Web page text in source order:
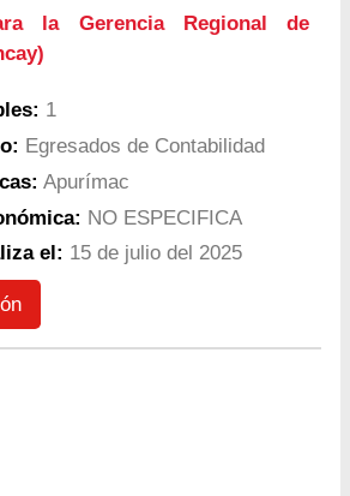
la Gerencia Regional de
1
Egresados de Contabilidad
Apurímac
NO ESPECIFICA
el: 15 de julio del 2025